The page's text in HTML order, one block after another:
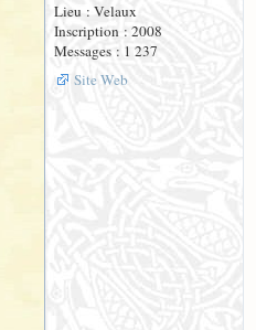
Lieu : Velaux
Inscription : 2008
Messages : 1 237
Site Web